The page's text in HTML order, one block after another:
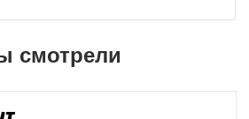
смотрели